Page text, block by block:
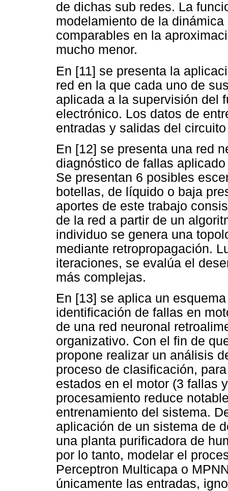
de dichas sub redes. La
modelamiento de la
comparables en la
mucho menor.
En [11] se presenta la
red en la que cada uno de
aplicada a la supervisión del
electrónico. Los datos de
entradas y salidas del
En [12] se presenta una red
diagnóstico de fallas
Se presentan 6 posibles
botellas, de líquido o baja
aportes de este trabajo
de la red a partir de un
individuo se genera una
mediante retropropagación.
iteraciones, se evalúa el
más complejas.
En [13] se aplica un
identificación de fallas en
de una red neuronal
organizativo. Con el fin de
propone realizar un análisis
proceso de clasificación,
estados en el motor (3 fallas
procesamiento reduce
entrenamiento del sistema.
aplicación de un sistema de
una planta purificadora de
por lo tanto, modelar el
Perceptron Multicapa o
únicamente las entradas,